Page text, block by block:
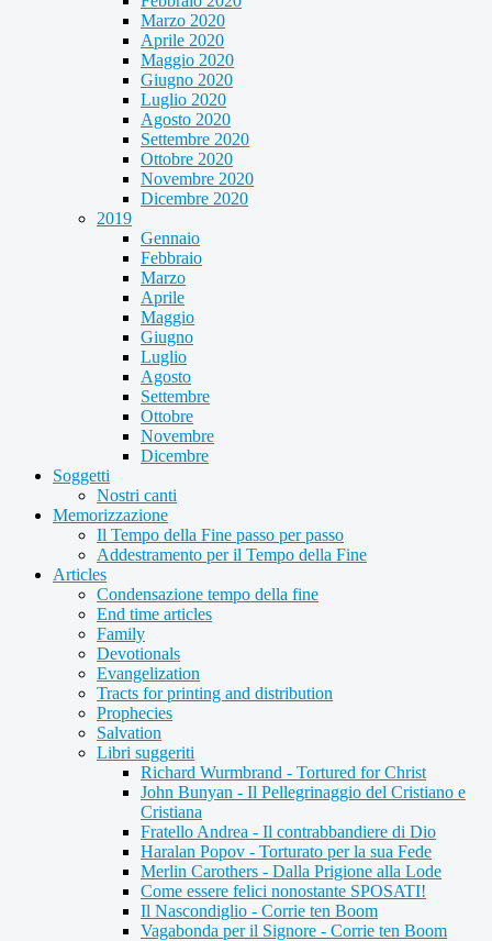
Marzo 2020
Aprile 2020
Maggio 2020
Giugno 2020
Luglio 2020
Agosto 2020
Settembre 2020
Ottobre 2020
Novembre 2020
Dicembre 2020
2019
Gennaio
Febbraio
Marzo
Aprile
Maggio
Giugno
Luglio
Agosto
Settembre
Ottobre
Novembre
Dicembre
Soggetti
Nostri canti
Memorizzazione
Il Tempo della Fine passo per passo
Addestramento per il Tempo della Fine
Articles
Condensazione tempo della fine
End time articles
Family
Devotionals
Evangelization
Tracts for printing and distribution
Prophecies
Salvation
Libri suggeriti
Richard Wurmbrand - Tortured for Christ
John Bunyan - Il Pellegrinaggio del Cristiano e
Cristiana
Fratello Andrea - Il contrabbandiere di Dio
Haralan Popov - Torturato per la sua Fede
Merlin Carothers - Dalla Prigione alla Lode
Come essere felici nonostante SPOSATI!
Il Nascondiglio - Corrie ten Boom
Vagabonda per il Signore - Corrie ten Boom